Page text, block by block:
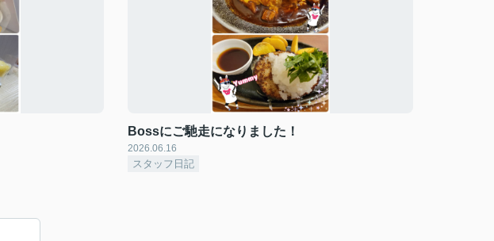
Bossにご馳走になりました！
2026.06.16
スタッフ日記